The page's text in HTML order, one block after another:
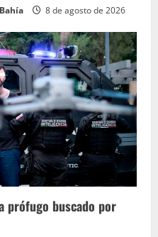
8 de agosto de 2026
prófugo buscado por